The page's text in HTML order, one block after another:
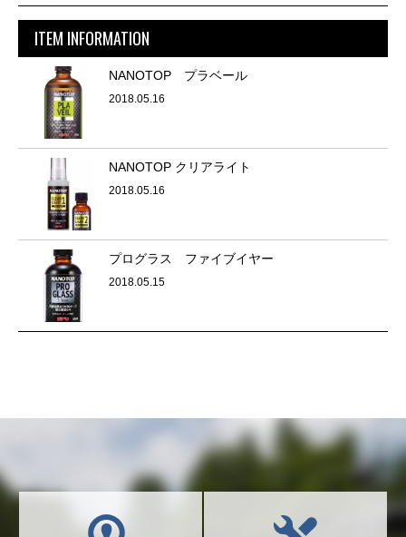
ITEM INFORMATION
NANOTOP プラベール
2018.05.16
NANOTOP クリアライト
2018.05.16
プログラス ファイブイヤー
2018.05.15